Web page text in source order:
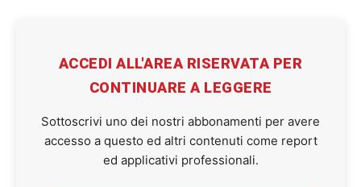
ACCEDI ALL'AREA RISERVATA PER
CONTINUARE A LEGGERE
Sottoscrivi uno dei nostri abbonamenti per avere
accesso a questo ed altri contenuti come report
ed applicativi professionali.